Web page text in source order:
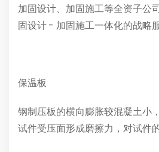
加固设计、加固施工等全资子公
固设计 - 加固施工一体化的战略
保温板
钢制压板的横向膨胀较混凝土小
试件受压面形成磨擦力，对试件